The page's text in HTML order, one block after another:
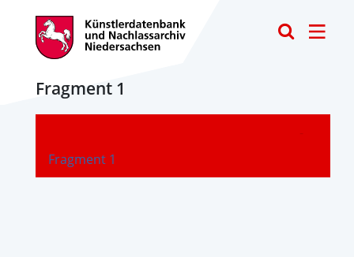
Fragment 1
Fragment 1
-